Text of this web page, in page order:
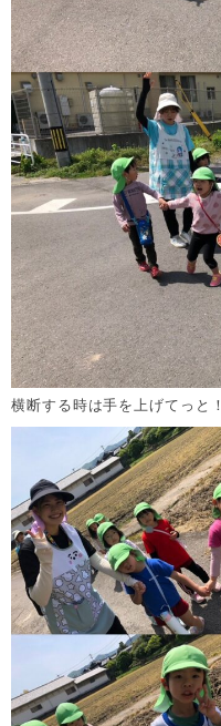
横断する時は手を上げてっと！